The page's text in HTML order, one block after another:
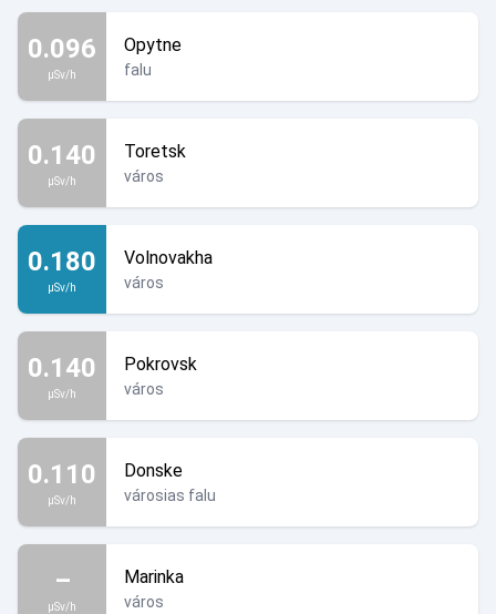
0.096
µSv/h
Opytne
falu
0.140
µSv/h
Toretsk
város
0.180
µSv/h
Volnovakha
város
0.140
µSv/h
Pokrovsk
város
0.110
µSv/h
Donske
városias falu
–
µSv/h
Marinka
város